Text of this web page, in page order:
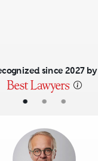
• • •
since 2027 by